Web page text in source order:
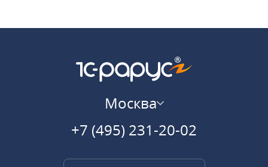
Москва
+7 (495) 231-20-02